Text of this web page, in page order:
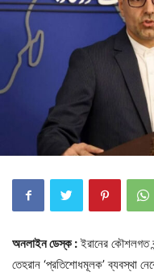
অনলাইন ডেস্ক :ইরানের কৌশলগত
তেহরান ‘প্রতিশোধমূলক’ ব্যবস্থা